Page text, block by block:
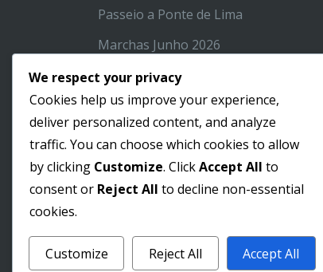
Passeio a Ponte de Lima
Marchas Junho 2026
Projeto Frutificar no Jardim de
Infância do Roço em destaque na
RTP
Campanha de Vacinação
Antirrábica e Identificação
Inscrições para o ATL de Verão
We respect your privacy
Cookies help us improve your experience,
deliver personalized content, and analyze
traffic. You can choose which cookies to allow
by clicking Customize. ClickAccept All to
consent or Reject All to decline non-essential
cookies.
Customize Reject All Accept All